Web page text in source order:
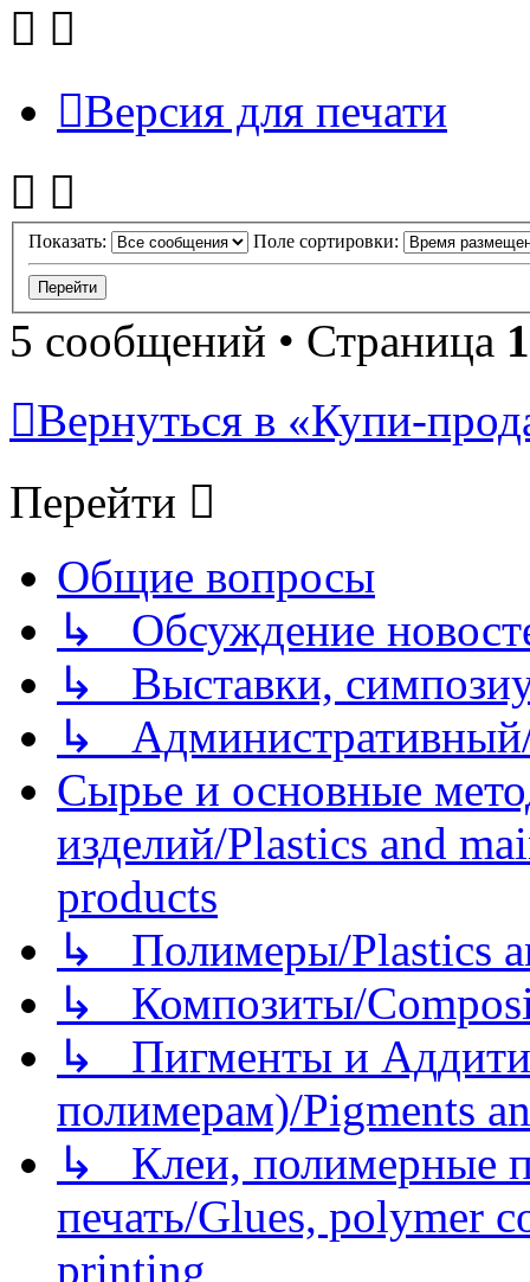
Версия для печати
Показать: Поле сортировки:
5 сообщений • Страница 1
Вернуться в «Купи-
Перейти
Общие вопросы
↳ Обсуждение
↳ Выставки,
↳
Сырье и основные
изделий/Plastics and
products
↳ Полимеры/Plastics
↳ Композиты/
↳ Пигменты и
полимерам)/Pigments
↳ Клеи, полимерные
печать/Glues, polymer
printing